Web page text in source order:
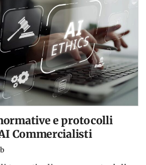
e protocolli
Commercialisti